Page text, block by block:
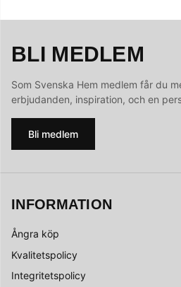
BLI MEDLEM
Som Svenska Hem medlem får du
erbjudanden, inspiration, och en
Bli medlem
INFORMATION
Ångra köp
Kvalitetspolicy
Integritetspolicy